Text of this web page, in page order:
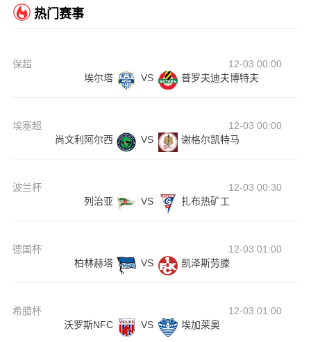
热门赛事
保超
12-03 00:00
埃尔塔
VS 普罗夫迪夫博特夫
埃塞超
12-03 00:00
尚文利阿尔西
VS 谢格尔凯特马
波兰杯
12-03 00:30
列治亚
VS 扎布热矿工
德国杯
12-03 01:00
柏林赫塔
VS 凯泽斯劳滕
希腊杯
12-03 01:00
沃罗斯NFC
VS 埃加莱奥